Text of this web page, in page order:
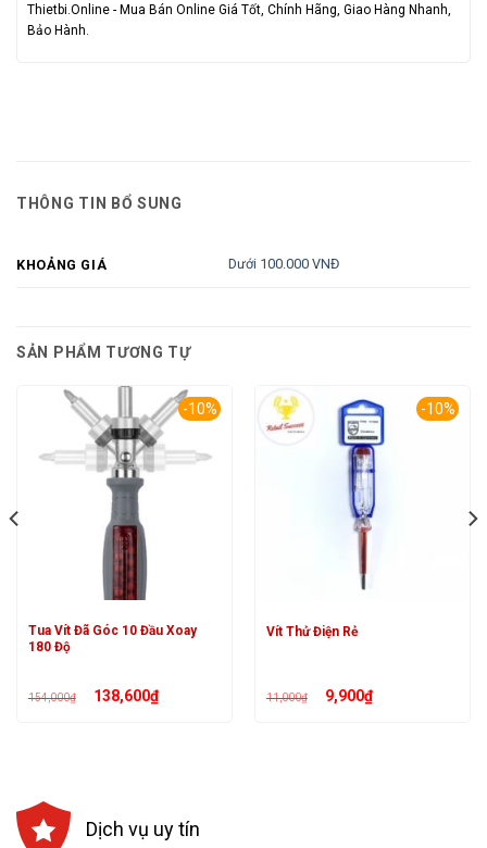
Thietbi.Online - Mua Bán Online Giá Tốt, Chính Hãng, Giao Hàng Nhanh,
Bảo Hành.
THÔNG TIN BỔ SUNG
KHOẢNG GIÁ Dưới 100.000 VNĐ
SẢN PHẨM TƯƠNG TỰ
-10%
Tua Vít Đã Góc 10 Đầu Xoay
180 Độ
154,000₫ Giá
gốc
138,600₫Giá
hiện
-10%
Vít Thử Điện Rẻ
11,000₫ Giá
gốc
9,900₫Giá
hiện
Dịch vụ uy tín